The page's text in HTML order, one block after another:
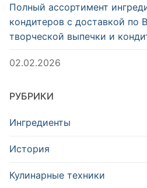
Полный ассортимент
кондитеров с доставкой по
творческой выпечки и
02.02.2026
РУБРИКИ
Ингредиенты
История
Кулинарные техники